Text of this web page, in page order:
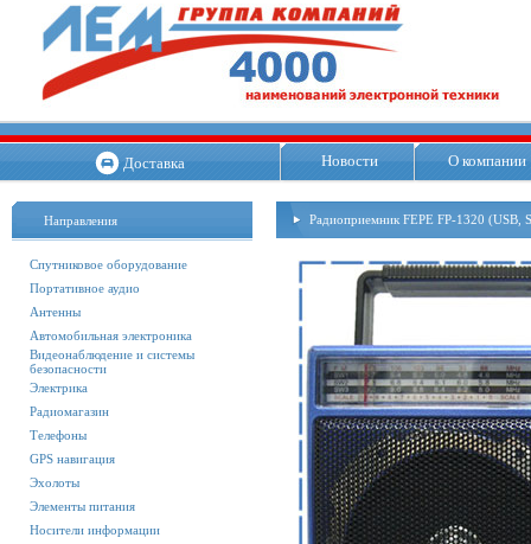
Доставка Новости О компании
Направления
Спутниковое оборудование
Портативное аудио
Антенны
Автомобильная электроника
Видеонаблюдение и системы
безопасности
Электрика
Радиомагазин
Телефоны
GPS навигация
Эхолоты
Элементы питания
Носители информации
Радиоприемник FEPE FP-1320